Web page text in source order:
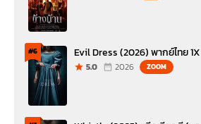
#6 Evil Dress (2026) พากย์ไทย 1X
5.0 2026 ZOOM